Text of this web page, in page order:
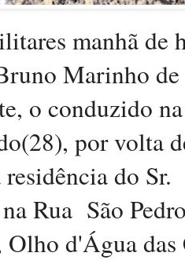
manhã de
Marinho de
o conduzido
por volta
do
Rua São
d'Água